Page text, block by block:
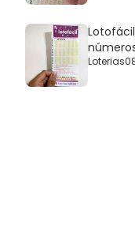
Loterias